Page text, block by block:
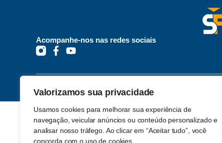
Valorizamos sua privacidade
Usamos cookies para melhorar sua experiência de
navegação, veicular anúncios ou conteúdo personalizado e
analisar nosso tráfego. Ao clicar em “Aceitar tudo”, você
concorda com o uso de cookies.
Acompanhe-nos nas redes sociais
© 2026 Saber e Fé. Todos os Direitos Reservados.